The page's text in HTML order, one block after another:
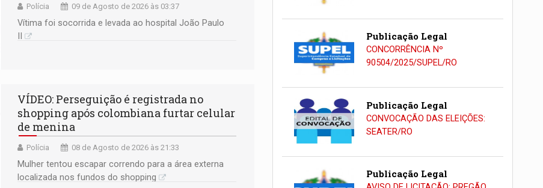
Polícia 09 de Agosto de 2026 às 03:37
Vítima foi socorrida e levada ao hospital João Paulo
VÍDEO: Perseguição é registrada no
shopping após colombiana furtar celular
de menina
Polícia 08 de Agosto de 2026 às 21:33
Mulher tentou escapar correndo para a área externa
localizada nos fundos do shopping
Publicação Legal
CONCORRÊNCIA Nº
90504/2025/SUPEL/RO
Publicação Legal
CONVOCAÇÃO DAS ELEIÇÕES:
SEATER/RO
Publicação Legal